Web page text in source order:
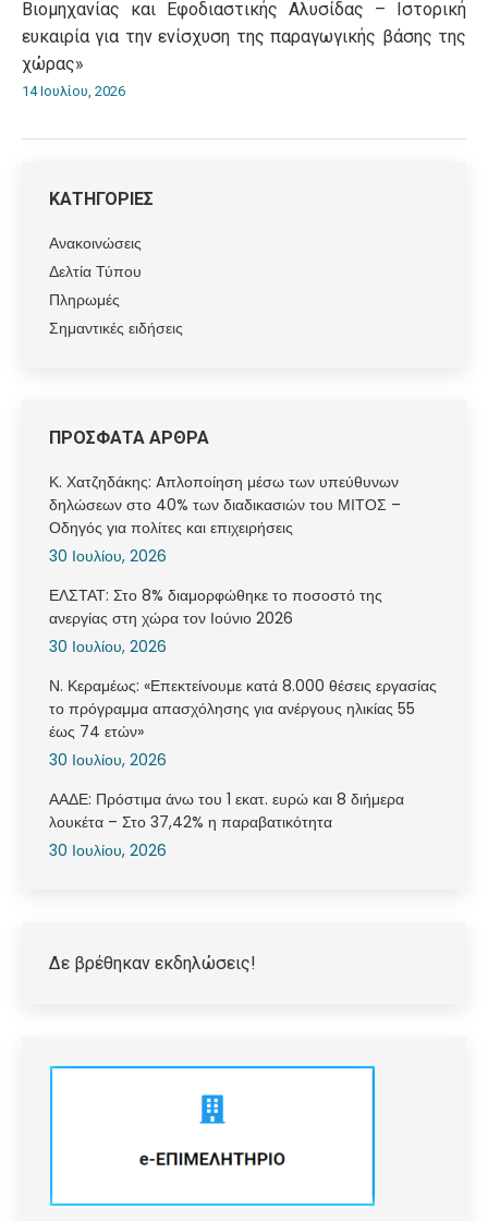
Βιομηχανίας και Εφοδιαστικής Αλυσίδας – Ιστορική
ευκαιρία για την ενίσχυση της παραγωγικής βάσης της
χώρας»
14 Ιουλίου, 2026
ΚΑΤΗΓΟΡΙΕΣ
Ανακοινώσεις
Δελτία Τύπου
Πληρωμές
Σημαντικές ειδήσεις
ΠΡΟΣΦΑΤΑ ΑΡΘΡΑ
Κ. Χατζηδάκης: Aπλοποίηση μέσω των υπεύθυνων
δηλώσεων στο 40% των διαδικασιών του ΜΙΤΟΣ –
Οδηγός για πολίτες και επιχειρήσεις
30 Ιουλίου, 2026
ΕΛΣΤΑΤ: Στο 8% διαμορφώθηκε το ποσοστό της
ανεργίας στη χώρα τον Ιούνιο 2026
30 Ιουλίου, 2026
Ν. Κεραμέως: «Επεκτείνουμε κατά 8.000 θέσεις εργασίας
το πρόγραμμα απασχόλησης για ανέργους ηλικίας 55
έως 74 ετών»
30 Ιουλίου, 2026
ΑΑΔΕ: Πρόστιμα άνω του 1 εκατ. ευρώ και 8 διήμερα
λουκέτα – Στο 37,42% η παραβατικότητα
30 Ιουλίου, 2026
Δε βρέθηκαν εκδηλώσεις!